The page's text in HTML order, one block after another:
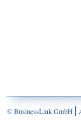
© BusinessLink GmbH